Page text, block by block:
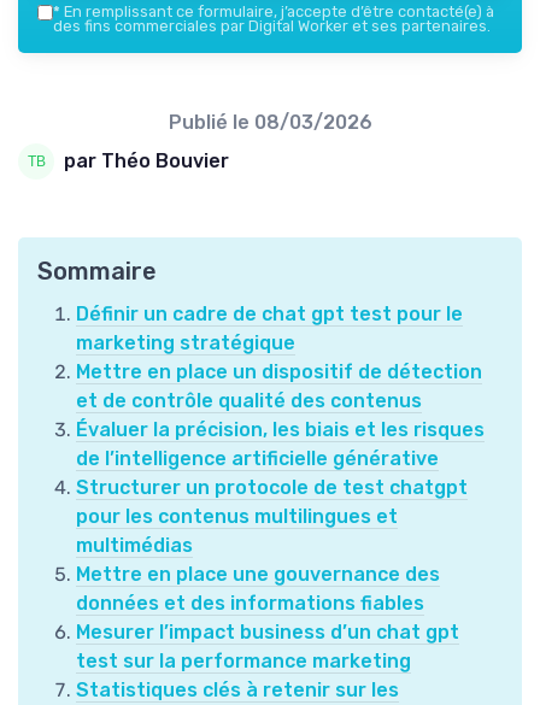
* En remplissant ce formulaire, j’accepte d’être contacté(e) à
des fins commerciales par Digital Worker et ses partenaires.
Publié le 08/03/2026
par Théo Bouvier
Sommaire
Définir un cadre de chat gpt test pour le
marketing stratégique
Mettre en place un dispositif de détection
et de contrôle qualité des contenus
Évaluer la précision, les biais et les risques
de l’intelligence artificielle générative
Structurer un protocole de test chatgpt
pour les contenus multilingues et
multimédias
Mettre en place une gouvernance des
données et des informations fiables
Mesurer l’impact business d’un chat gpt
test sur la performance marketing
Statistiques clés à retenir sur les